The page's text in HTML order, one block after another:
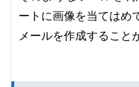
ートに画像を当てはめ
メールを作成すること